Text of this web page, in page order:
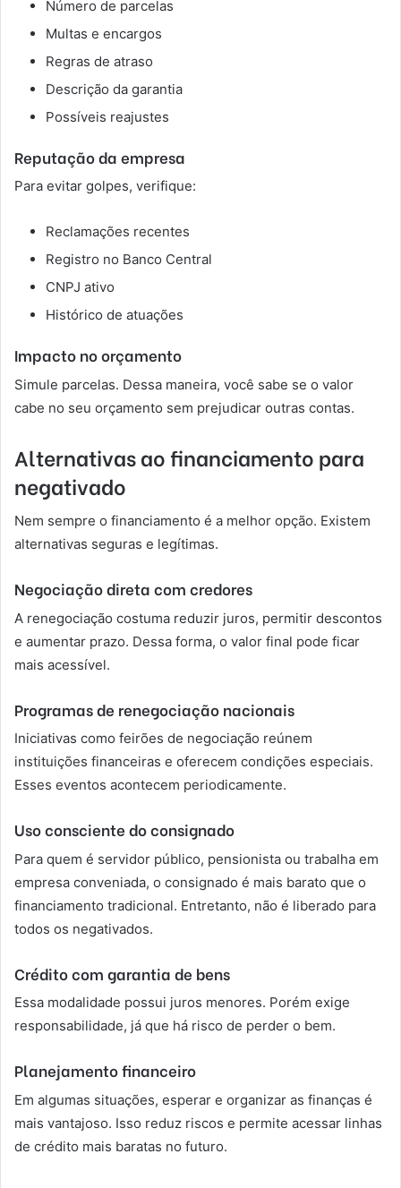
Número de parcelas
Multas e encargos
Regras de atraso
Descrição da garantia
Possíveis reajustes
Reputação da empresa
Para evitar golpes, verifique:
Reclamações recentes
Registro no Banco Central
CNPJ ativo
Histórico de atuações
Impacto no orçamento
Simule parcelas. Dessa maneira, você sabe se o valor
cabe no seu orçamento sem prejudicar outras contas.
Alternativas ao financiamento para
negativado
Nem sempre o financiamento é a melhor opção. Existem
alternativas seguras e legítimas.
Negociação direta com credores
A renegociação costuma reduzir juros, permitir descontos
e aumentar prazo. Dessa forma, o valor final pode ficar
mais acessível.
Programas de renegociação nacionais
Iniciativas como feirões de negociação reúnem
instituições financeiras e oferecem condições especiais.
Esses eventos acontecem periodicamente.
Uso consciente do consignado
Para quem é servidor público, pensionista ou trabalha em
empresa conveniada, o consignado é mais barato que o
financiamento tradicional. Entretanto, não é liberado para
todos os negativados.
Crédito com garantia de bens
Essa modalidade possui juros menores. Porém exige
responsabilidade, já que há risco de perder o bem.
Planejamento financeiro
Em algumas situações, esperar e organizar as finanças é
mais vantajoso. Isso reduz riscos e permite acessar linhas
de crédito mais baratas no futuro.